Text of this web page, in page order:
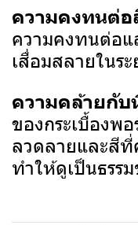
ความคงทนต่อ
ความคงทนต่อแ
เสื่อมสลายในร
ความคล้ายกับ
ของกระเบื้องพ
ลวดลายและสี
ทำให้ดูเป็นธรร